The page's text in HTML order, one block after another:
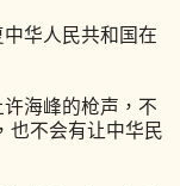
华人民共和国在
海峰的枪声，不
也不会有让中华民